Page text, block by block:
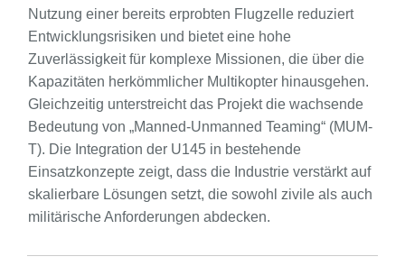
Nutzung einer bereits erprobten Flugzelle reduziert
Entwicklungsrisiken und bietet eine hohe
Zuverlässigkeit für komplexe Missionen, die über die
Kapazitäten herkömmlicher Multikopter hinausgehen.
Gleichzeitig unterstreicht das Projekt die wachsende
Bedeutung von „Manned-Unmanned Teaming“ (MUM-
T). Die Integration der U145 in bestehende
Einsatzkonzepte zeigt, dass die Industrie verstärkt auf
skalierbare Lösungen setzt, die sowohl zivile als auch
militärische Anforderungen abdecken.